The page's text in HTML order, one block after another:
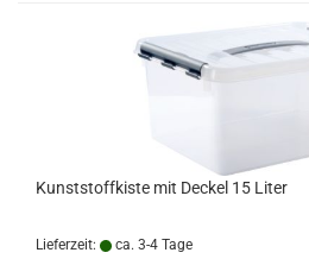
Kunststoffkiste mit Deckel 15 Liter
Lieferzeit: ca. 3-4 Tage